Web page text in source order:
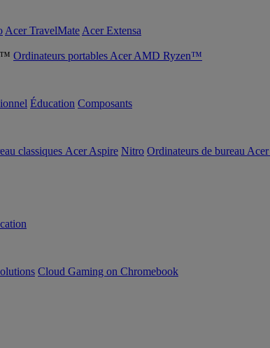
Acer TravelMate Acer Extensa
Ordinateurs portables Acer AMD Ryzen™
Éducation Composants
classiques Acer Aspire Nitro Ordinateurs de bureau
Cloud Gaming on Chromebook